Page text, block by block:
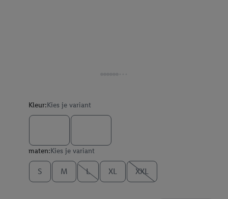
Kleur:Kies je variant
maten:Kies je variant
S M L XL XXL